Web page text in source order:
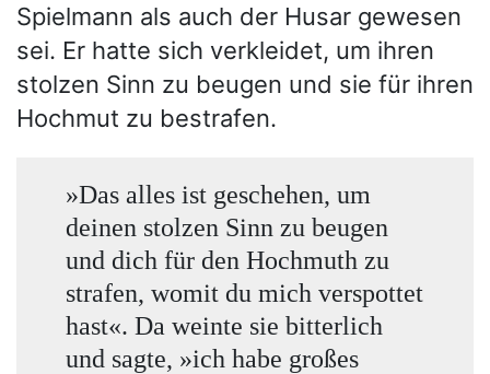
Spielmann als auch der Husar gewesen
sei. Er hatte sich verkleidet, um ihren
stolzen Sinn zu beugen und sie für ihren
Hochmut zu bestrafen.
»Das alles ist geschehen, um
deinen stolzen Sinn zu beugen
und dich für den Hochmuth zu
strafen, womit du mich verspottet
hast«. Da weinte sie bitterlich
und sagte, »ich habe großes